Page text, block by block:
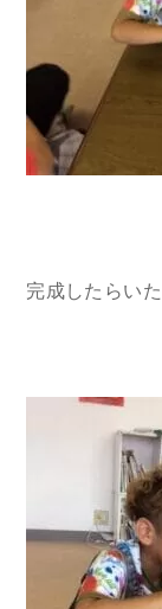
完成したらい